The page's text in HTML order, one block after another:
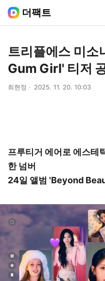
더팩트
트리플에스 미
Gum Girl' 티저
최현정 2025. 11. 20. 10:03
프루티거 에어로 에스테
한 넘버
24일 앨범 'Beyond